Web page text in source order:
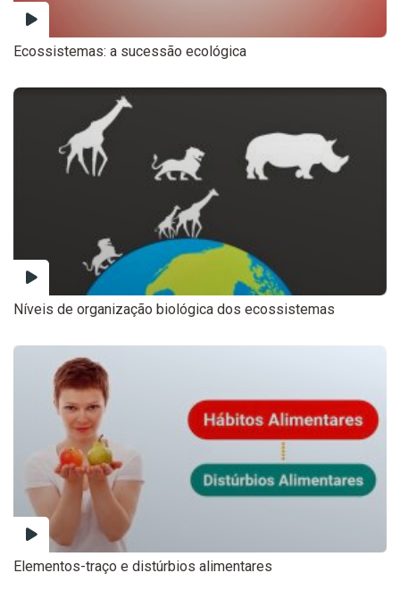
Ecossistemas: a sucessão ecológica
Níveis de organização biológica dos ecossistemas
Elementos-traço e distúrbios alimentares